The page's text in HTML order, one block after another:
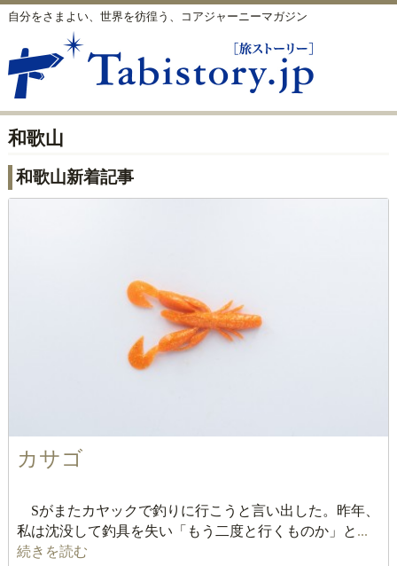
自分をさまよい、世界を彷徨う、コアジャーニーマガジン
和歌山
和歌山新着記事
カサゴ
Sがまたカヤックで釣りに行こうと言い出した。昨年、
私は沈没して釣具を失い「もう二度と行くものか」と ...
続きを読む